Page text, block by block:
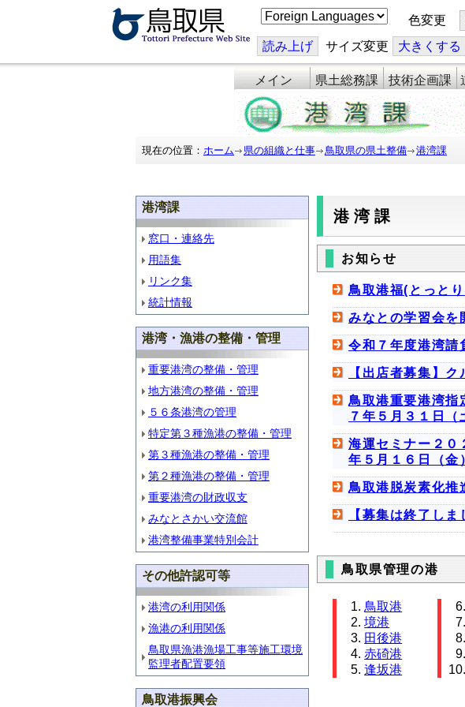
こ
の
ジ
を
翻
訳
す
る
色変更
読み上げ サイズ変更 大きくする
メイン 県土総務課 技術企画課
現在の位置： ホーム 県の組織と仕事 鳥取県の県土整備 港湾課
港湾課
窓口・連絡先
用語集
リンク集
統計情報
港湾・漁港の整備・管理
重要港湾の整備・管理
地方港湾の整備・管理
５６条港湾の管理
特定第３種漁港の整備・管理
第３種漁港の整備・管理
第２種漁港の整備・管理
重要港湾の財政収支
みなとさかい交流館
港湾整備事業特別会計
その他許認可等
港湾の利用関係
漁港の利用関係
鳥取県漁港漁場工事等施工環境
監理者配置要領
鳥取港振興会
港湾課
お知らせ
鳥取港福(とっと
みなとの学習会を
令和７年度港湾請
【出店者募集】
鳥取港重要港湾指
７年５月３１日（
海運セミナー２
年５月１６日（金
鳥取港脱炭素化推
【募集は終了し
鳥取県管理の港
鳥取港
境港
田後港
赤碕港
逢坂港